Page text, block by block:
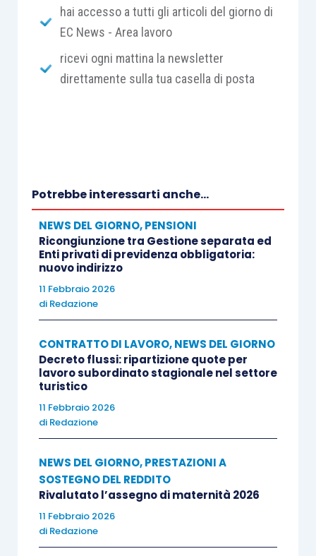
hai accesso a tutti gli articoli del giorno di
EC News - Area lavoro
ricevi ogni mattina la newsletter
direttamente sulla tua casella di posta
Potrebbe interessarti anche...
NEWS DEL GIORNO,PENSIONI
Ricongiunzione tra Gestione separata ed
Enti privati di previdenza obbligatoria:
nuovo indirizzo
11 Febbraio 2026
di Redazione
CONTRATTO DI LAVORO,NEWS DEL GIORNO
Decreto flussi: ripartizione quote per
lavoro subordinato stagionale nel settore
turistico
11 Febbraio 2026
di Redazione
NEWS DEL GIORNO,PRESTAZIONI A
SOSTEGNO DEL REDDITO
Rivalutato l’assegno di maternità 2026
11 Febbraio 2026
di Redazione